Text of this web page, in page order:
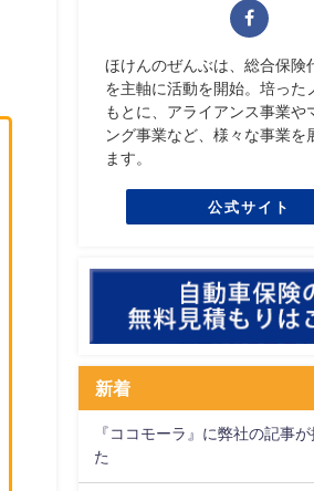
ほけんのぜんぶは、総合保険
を主軸に活動を開始。培った
もとに、アライアンス事業や
ング事業など、様々な事業を
ます。
公式サイト
新着
『ココモーラ』に弊社の記事
た